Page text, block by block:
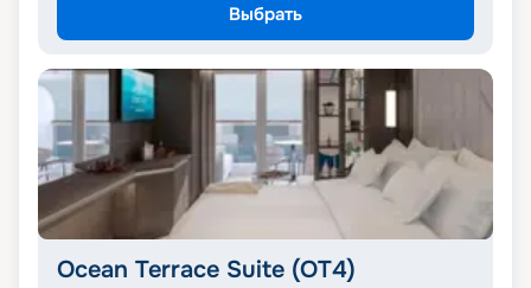
Выбрать
Ocean Terrace Suite (OT4)